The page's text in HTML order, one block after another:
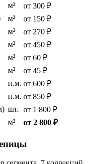
м²
от 300 ₽
м²
от 150 ₽
м²
от 270 ₽
м²
от 450 ₽
м²
от 60 ₽
м²
от 45 ₽
п.м. от 600 ₽
п.м. от 850 ₽
шт. от 1 800 ₽
м² от 2 800 ₽